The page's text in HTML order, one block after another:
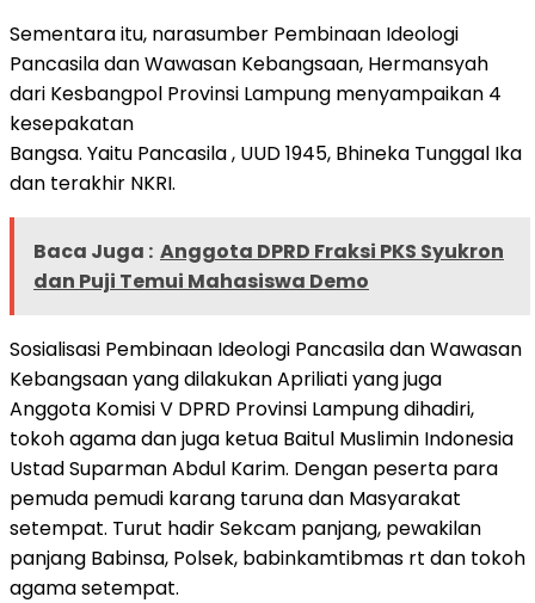
Sementara itu, narasumber Pembinaan Ideologi
Pancasila dan Wawasan Kebangsaan, Hermansyah
dari Kesbangpol Provinsi Lampung menyampaikan 4
kesepakatan
Bangsa. Yaitu Pancasila , UUD 1945, Bhineka Tunggal Ika
dan terakhir NKRI.
Baca Juga : Anggota DPRD Fraksi PKS Syukron
dan Puji Temui Mahasiswa Demo
Sosialisasi Pembinaan Ideologi Pancasila dan Wawasan
Kebangsaan yang dilakukan Apriliati yang juga
Anggota Komisi V DPRD Provinsi Lampung dihadiri,
tokoh agama dan juga ketua Baitul Muslimin Indonesia
Ustad Suparman Abdul Karim. Dengan peserta para
pemuda pemudi karang taruna dan Masyarakat
setempat. Turut hadir Sekcam panjang, pewakilan
panjang Babinsa, Polsek, babinkamtibmas rt dan tokoh
agama setempat.